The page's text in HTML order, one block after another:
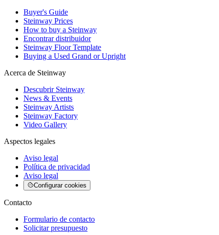
Buyer's Guide
Steinway Prices
How to buy a Steinway
Encontrar distribuidor
Steinway Floor Template
Buying a Used Grand or Upright
Acerca de Steinway
Descubrir Steinway
News & Events
Steinway Artists
Steinway Factory
Video Gallery
Aspectos legales
Aviso legal
Política de privacidad
Aviso legal
Configurar cookies
Contacto
Formulario de contacto
Solicitar presupuesto